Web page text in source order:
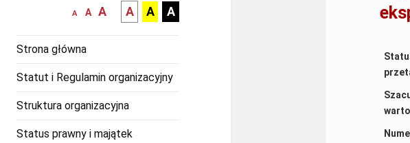
mniejsza
A
normalna
A
większa-
czcionka
A
kontrast
czarny
białym
A
kontrast
czarny
zółtym
A
kontrast
żółty
A
Strona główna
Statut i Regulamin organizacyjny
Struktura organizacyjna
Status prawny i majątek